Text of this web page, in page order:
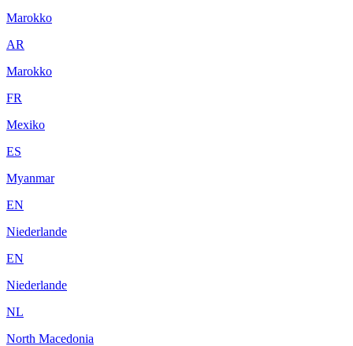
Marokko
AR
Marokko
FR
Mexiko
ES
Myanmar
EN
Niederlande
EN
Niederlande
NL
North Macedonia